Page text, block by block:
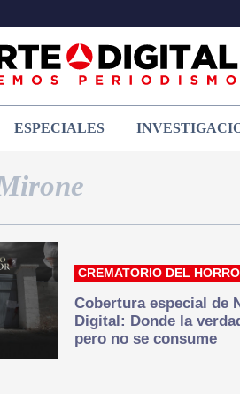
ESPECIALES
CREMATORIO DEL
Cobertura especial de
Digital: Donde la
pero no se consume